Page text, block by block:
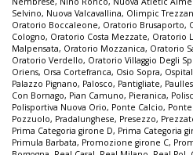
Selvino, Nuova Valcavallina, Olimpic
Oratorio Boccaleone, Oratorio Brusaporto,
Cologno, Oratorio Costa Mezzate, Oratorio
Malpensata, Oratorio Mozzanica, Oratorio
Oratorio Verdello, Oratorio Villaggio Degli
Oriens, Orsa Cortefranca, Osio Sopra,
Palazzo Pignano, Palosco, Pantigliate,
Con Bornago, Pian Camuno, Pieranica,
Polisportiva Nuova Orio, Ponte Calcio,
Pozzuolo, Pradalunghese, Presezzo,
Prima Categoria girone D, Prima Categoria
Primula Barbata, Promozione girone C,